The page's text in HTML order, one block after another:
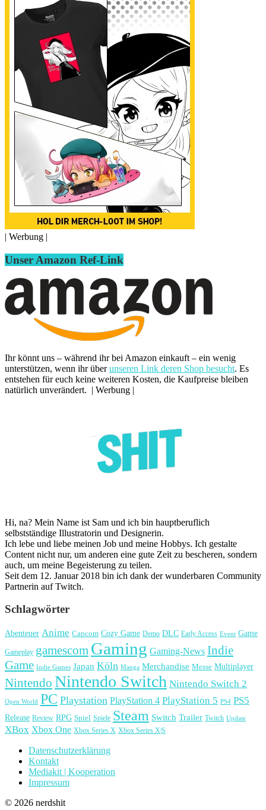
| Werbung |
Unser Amazon Ref-Link
Ihr könnt uns – während ihr bei Amazon einkauft – ein wenig
unterstützen, wenn ihr überunseren Link deren Shop besucht. Es
entstehen für euch keine weiteren Kosten, die Kaufpreise bleiben
natürlich unverändert. | Werbung |
Hi, na? Mein Name ist Sam und ich bin hauptberuflich
selbstständige Illustratorin und Designerin.
Ich lebe und liebe meinen Job und meine Hobbys. Ich gestalte
Content nicht nur, um anderen eine gute Zeit zu bescheren, sondern
auch, um meine Begeisterung zu teilen.
Seit dem 12. Januar 2018 bin ich dank der wunderbaren Community
Partnerin auf Twitch.
Schlagwörter
Abenteuer Anime Capcom Cozy Game Demo DLC Early Access Event Game
Gameplay gamescom Gaming Gaming-News Indie
Game Indie Games Japan Köln Manga Merchandise Messe Multiplayer
Nintendo Nintendo Switch Nintendo Switch 2
Open World PC Playstation PlayStation 4 PlayStation 5 PS4 PS5
Release Review RPG Spiel Spiele Steam Switch Trailer Twitch Update
XBox Xbox One Xbox Series X Xbox Series X|S
Datenschutzerklärung
Kontakt
Mediakit | Kooperation
Impressum
© 2026 nerdshit